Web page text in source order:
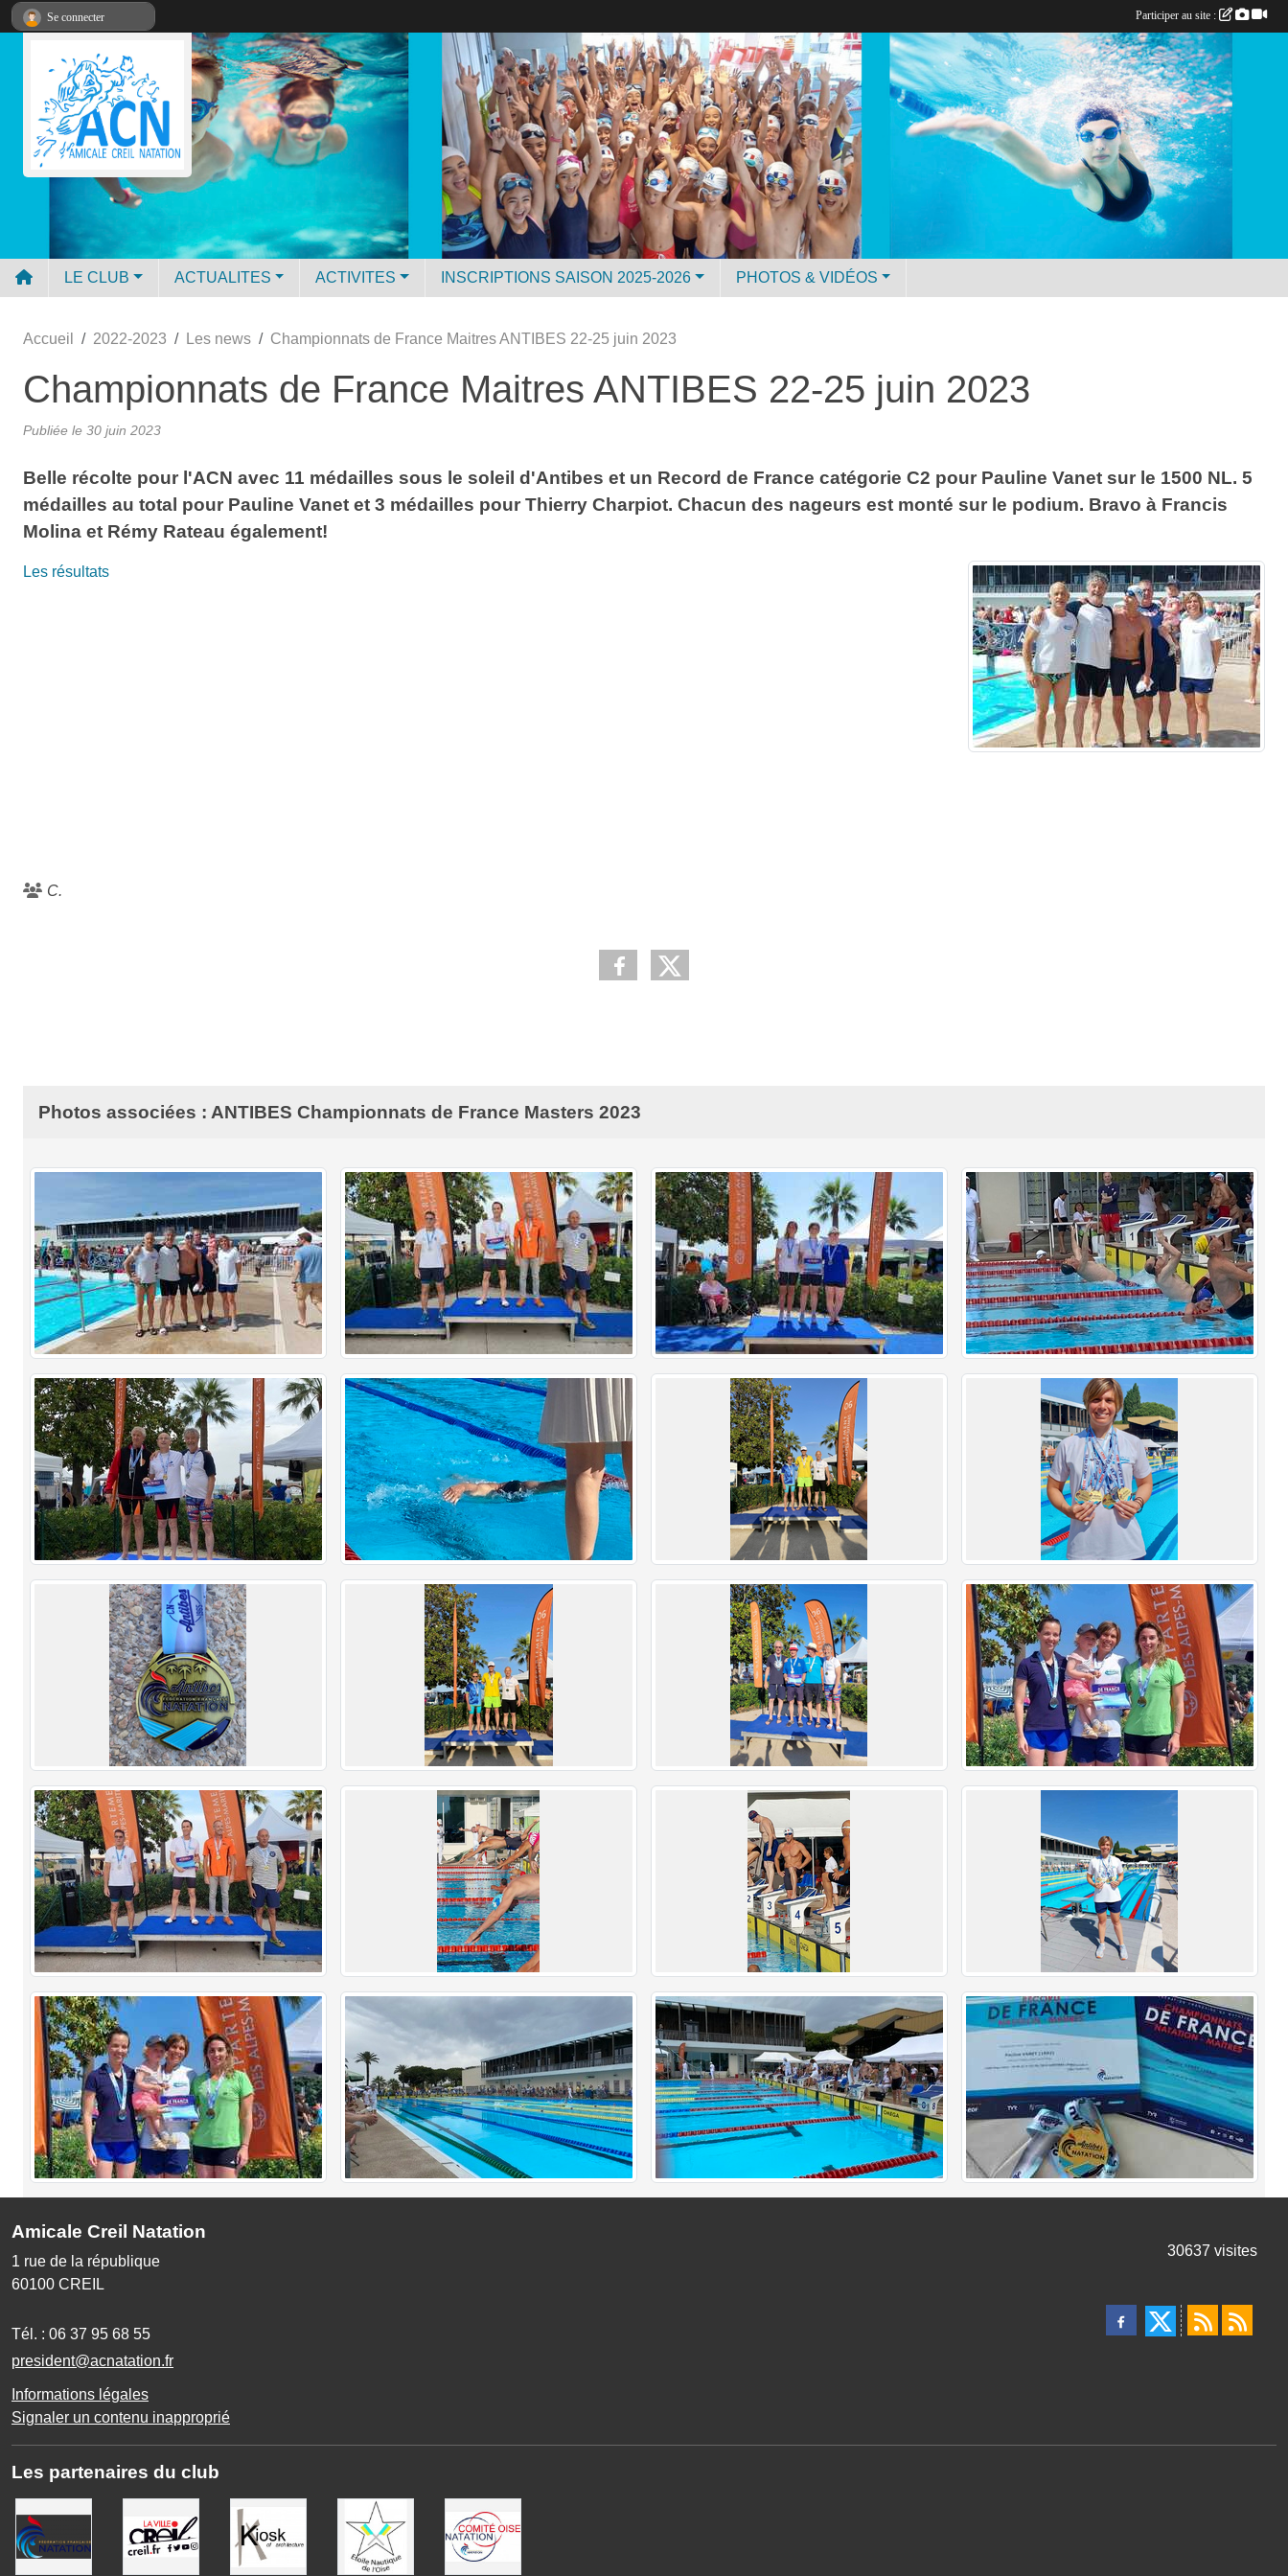
LE CLUB ACTUALITES ACTIVITES INSCRIPTIONS SAISON 2025-2026 PHOTOS & VIDÉOS
Accueil 2022-2023 Les news Championnats de France Maitres ANTIBES 22-25 juin 2023
Championnats de France Maitres ANTIBES 22-25 juin 2023
Publiée le 30 juin 2023
Belle récolte pour l'ACN avec 11 médailles sous le soleil d'Antibes et un Record de France catégorie C2 pour Pauline Vanet sur le 1500 NL. 5
médailles au total pour Pauline Vanet et 3 médailles pour Thierry Charpiot. Chacun des nageurs est monté sur le podium. Bravo à Francis
Molina et Rémy Rateau également!
Les résultats
C.
Photos associées : ANTIBES Championnats de France Masters 2023
Amicale Creil Natation
1 rue de la république
60100 CREIL
Tél. : 06 37 95 68 55
president@acnatation.fr
Informations légales
Signaler un contenu inapproprié
30637 visites
Les partenaires du club
Se connecter Participer au site :
Panneau de gestion des cookies